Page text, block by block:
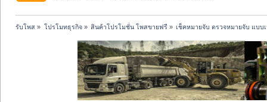
รับโพส » โปรโมทธุรกิจ» สินค้าโปรโมชั่น โพสขายฟรี» เช็คหมายจับ ตรวจหมายจับ แบบ